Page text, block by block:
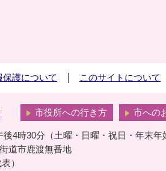
保護について このサイトについて
市役所への行き方 市への
4時30分（土曜・日曜・祝日・年末年
道市鹿渡無番地
）